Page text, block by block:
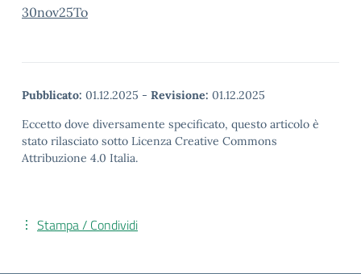
30nov25To
Pubblicato: 01.12.2025 - Revisione: 01.12.2025
Eccetto dove diversamente specificato, questo articolo è
stato rilasciato sotto Licenza Creative Commons
Attribuzione 4.0 Italia.
Stampa / Condividi